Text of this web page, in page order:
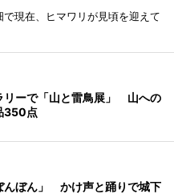
現在、ヒマワリが見頃を迎えて
リーで「山と雷鳥展」 山への
350点
んぼん」 かけ声と踊りで城下